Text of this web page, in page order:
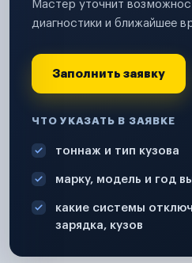
Мастер уточнит
диагностики и ближайшее
Заполнить заявку
ЧТО УКАЗАТЬ В ЗАЯВКЕ
тоннаж и тип кузова
марку, модель и год
какие системы
зарядка, кузов